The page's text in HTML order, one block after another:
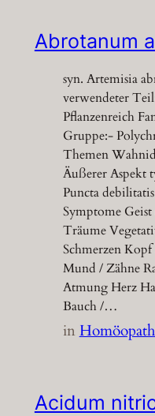
Abrotanum
syn. Artemisia
verwendeter
Pflanzenreich
Gruppe:-
Themen
Äußerer Aspekt
Puncta
Symptome
Träume
Schmerzen
Mund / Zähne
Atmung Herz
Bauch /…
in
Acidum